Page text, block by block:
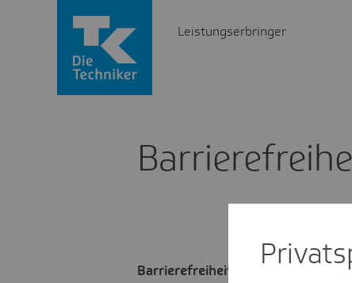
Leistungserbringer
Barrierefreiheit